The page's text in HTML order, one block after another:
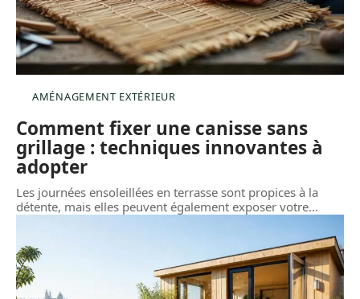
AMÉNAGEMENT EXTÉRIEUR
Comment fixer une canisse sans
grillage : techniques innovantes à
adopter
Les journées ensoleillées en terrasse sont propices à la
détente, mais elles peuvent également exposer votre…